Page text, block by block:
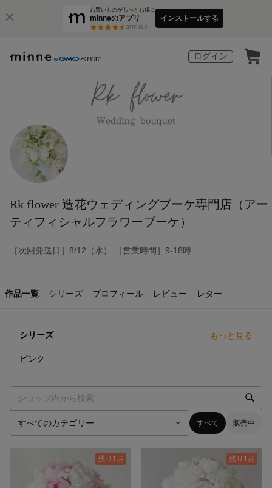
お買いものがもっとお得に
minneのアプリ
3万件以上
インストールする
ログイン
Rk flower 造花ウェディングブーケ専門店（アー
ティフィシャルフラワーブーケ）
［次回発送日］8/12（水） ［営業時間］9-18時
作品一覧 シリーズ プロフィール レビュー レター
シリーズ もっと見る
ピンク
すべて 販売中
残り1点 残り1点